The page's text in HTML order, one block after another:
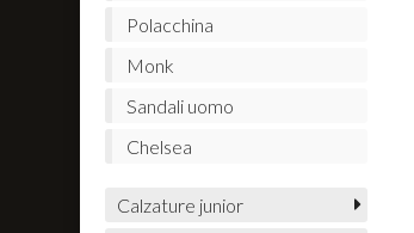
Polacchina
Monk
Sandali uomo
Chelsea
Calzature junior